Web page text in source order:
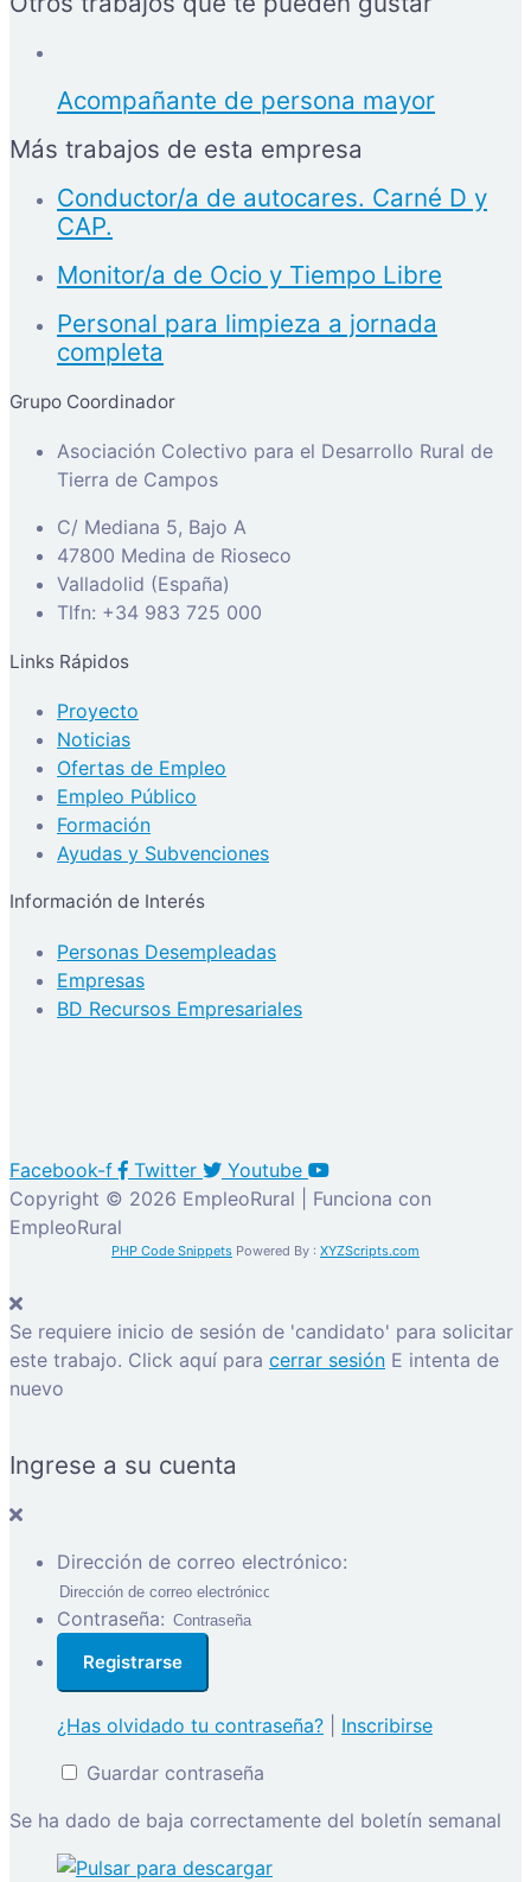
Acompañante de persona mayor
Más trabajos de esta empresa
Conductor/a de autocares. Carné D y
CAP.
Monitor/a de Ocio y Tiempo Libre
Personal para limpieza a jornada
completa
Grupo Coordinador
Asociación Colectivo para el Desarrollo Rural de
Tierra de Campos
C/ Mediana 5, Bajo A
47800 Medina de Rioseco
Valladolid (España)
Tlfn: +34 983 725 000
Links Rápidos
Proyecto
Noticias
Ofertas de Empleo
Empleo Público
Formación
Ayudas y Subvenciones
Información de Interés
Personas Desempleadas
Empresas
BD Recursos Empresariales
Facebook-f Twitter
Youtube
Copyright © 2026 EmpleoRural | Funciona con
EmpleoRural
PHP Code Snippets Powered By : XYZScripts.com
Se requiere inicio de sesión de 'candidato' para solicitar
este trabajo. Click aquí para cerrar sesión E intenta de
nuevo
Ingrese a su cuenta
Dirección de correo electrónico:
Contraseña:
¿Has olvidado tu contraseña?
Inscribirse
Guardar contraseña
Se ha dado de baja correctamente del boletín semanal